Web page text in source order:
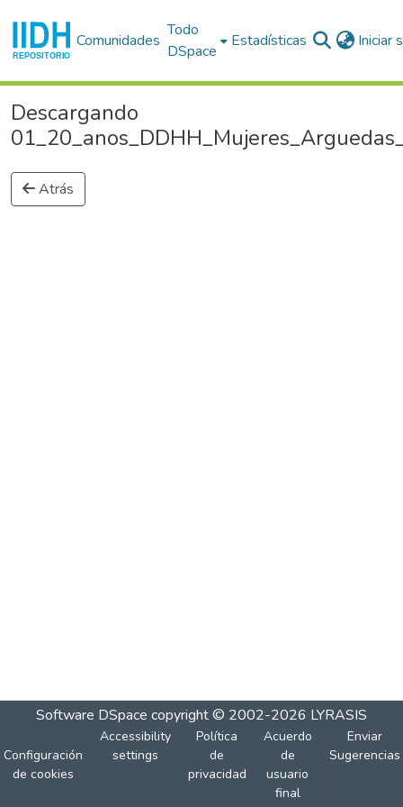
Comunidades
Todo
DSpace
Estadísticas Iniciar
Descargando
Atrás
Software DSpace copyright © 2002-2026 LYRASIS
Configuración
de cookies
Accessibility
settings
Política
de
privacidad
Acuerdo
de
usuario
final
Enviar
Sugerencias